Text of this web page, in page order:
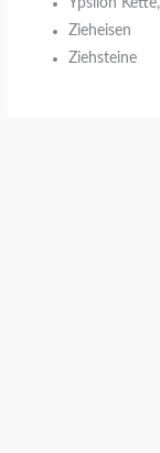
Ypsilon
Zieheisen
Ziehsteine